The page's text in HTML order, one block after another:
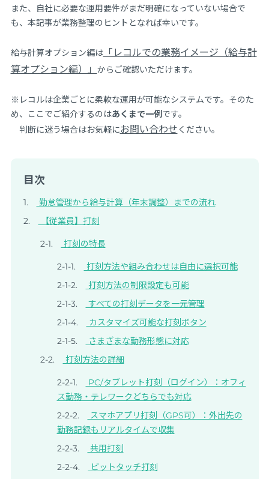
また、自社に必要な運用要件がまだ明確になっていない場合で
も、本記事が業務整理のヒントとなれば幸いです。
給与計算オプション編は「レコルでの業務イメージ（給与計
算オプション編）」 からご確認いただけます。
※レコルは企業ごとに柔軟な運用が可能なシステムです。そのた
め、ここでご紹介するのはあくまで一例です。
判断に迷う場合はお気軽にお問い合わせ ください。
目次
勤怠管理から給与計算（年末調整）までの流れ
【従業員】打刻
打刻の特長
打刻方法や組み合わせは自由に選択可能
打刻方法の制限設定も可能
すべての打刻データを一元管理
カスタマイズ可能な打刻ボタン
さまざまな勤務形態に対応
打刻方法の詳細
PC/タブレット打刻（ログイン）：オフィ
ス勤務・テレワークどちらでも対応
スマホアプリ打刻（GPS可）：外出先の
勤務記録もリアルタイムで収集
共用打刻
ピットタッチ打刻